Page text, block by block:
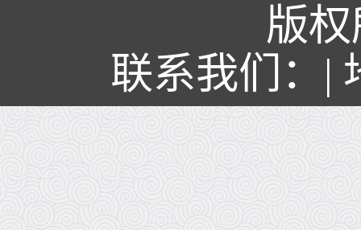
版
联系我们：|